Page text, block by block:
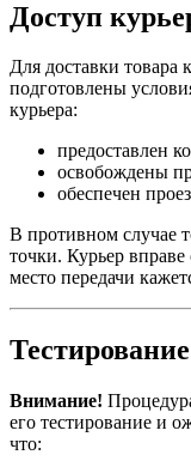
Доступ
Для доставки
подготовлены
курьера:
предоставлен
освобождены
обеспечен
В противном случае
точки. Курьер вправе
место передачи
Внимание!
его тестирование и
что: